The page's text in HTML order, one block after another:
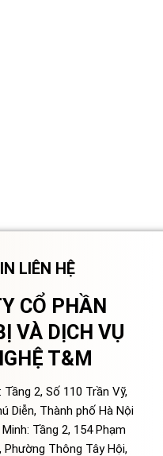
LIÊN HỆ
CỔ PHẦN
VÀ DỊCH VỤ
T&M
Tầng 2, Số 110 Trần Vỹ,
Diễn, Thành phố Hà Nội
Tầng 2, 154 Phạm
Phường Thông Tây Hội,